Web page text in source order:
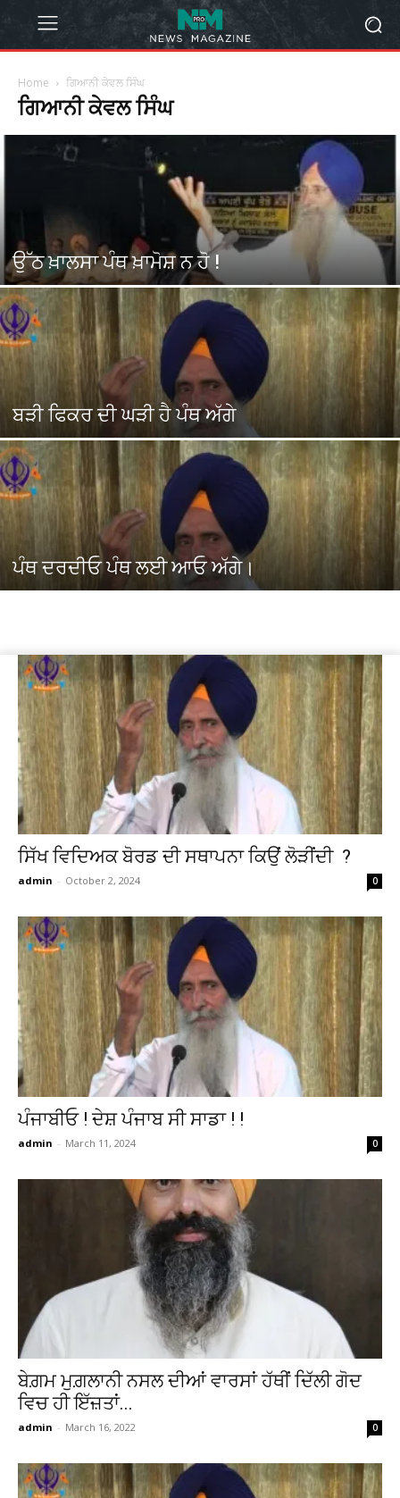
Home ਗਿਆਨੀ ਕੇਵਲ ਸਿੰਘ
ਗਿਆਨੀ ਕੇਵਲ ਸਿੰਘ
ਉੱਠ ਖ਼ਾਲਸਾ ਪੰਥ ਖ਼ਾਮੋਸ਼ ਨ ਹੋ !
ਬੜੀ ਫਿਕਰ ਦੀ ਘੜੀ ਹੈ ਪੰਥ ਅੱਗੇ
ਪੰਥ ਦਰਦੀਓ ਪੰਥ ਲਈ ਆਓ ਅੱਗੇ।
ਸਿੱਖ ਵਿਦਿਅਕ ਬੋਰਡ ਦੀ ਸਥਾਪਨਾ ਕਿਉਂ ਲੋੜੀਂਦੀ ?
admin - October 2, 2024 0
ਪੰਜਾਬੀਓ ! ਦੇਸ਼ ਪੰਜਾਬ ਸੀ ਸਾਡਾ ! !
admin - March 11, 2024 0
ਬੇਗ਼ਮ ਮੁਗ਼ਲਾਨੀ ਨਸਲ ਦੀਆਂ ਵਾਰਸਾਂ ਹੱਥੀਂ ਦਿੱਲੀ ਗੋਦ
ਵਿਚ ਹੀ ਇੱਜ਼ਤਾਂ...
admin - March 16, 2022 0